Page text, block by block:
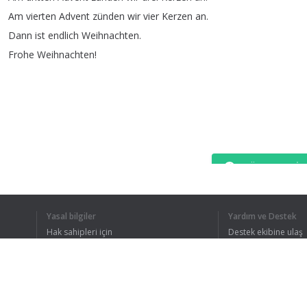
Am vierten Advent zünden wir vier Kerzen an.
Dann ist endlich Weihnachten.
Frohe Weihnachten!
TÜM METNI
Yasal bilgiler
Hak sahipleri için
Yardım ve Destek
Destek ekibine ulaş